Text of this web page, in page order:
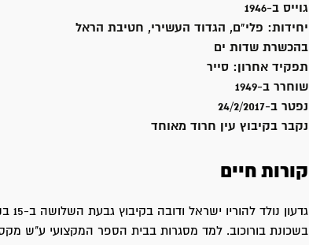
גוייס ב-1946
יחידות: פלי"ם, הגדוד העשירי, חטיבת הראל
בהכשרת שדות ים
תפקיד אחרון: סייר
שוחרר ב-1949
נפטר ב-24/2/2017
נקבר בקיבוץ עין חרוד מאוחד
קורות חיים